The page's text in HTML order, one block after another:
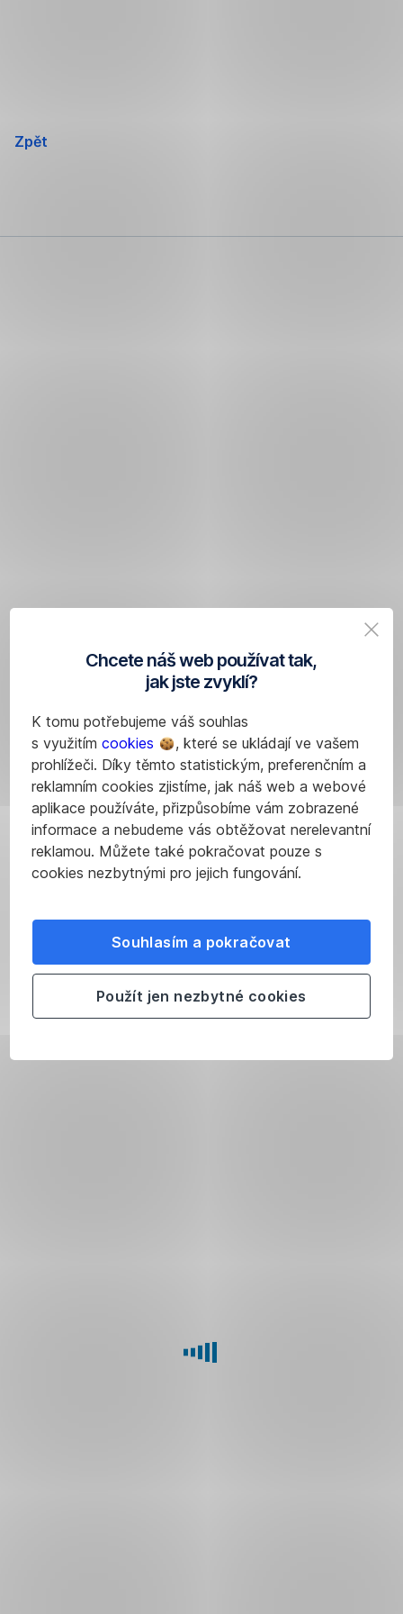
Chcete náš web používat tak,
jak jste zvyklí?
K tomu potřebujeme váš souhlas
s využitím cookies
, které se ukládají ve vašem
prohlížeči. Díky těmto statistickým, preferenčním a
reklamním cookies zjistíme, jak náš web a webové
aplikace používáte, přizpůsobíme vám zobrazené
informace a nebudeme vás obtěžovat nerelevantní
reklamou. Můžete také pokračovat pouze s
cookies nezbytnými pro jejich fungování.
Souhlasím a pokračovat
Použít jen nezbytné cookies
Zpět